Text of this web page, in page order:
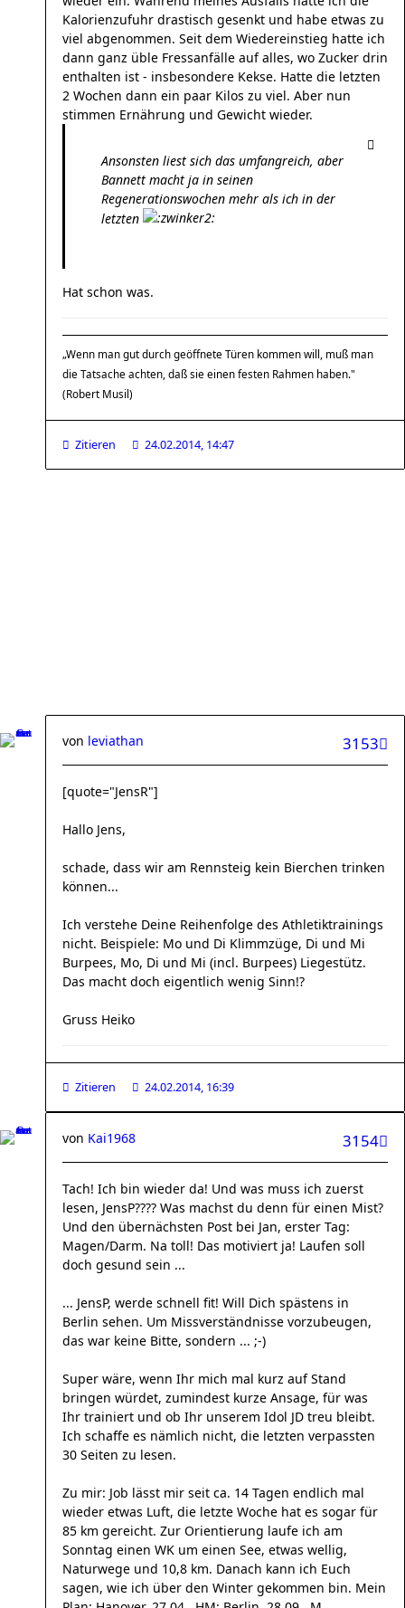
Kalorienzufuhr drastisch gesenkt und habe etwas zu
viel abgenommen. Seit dem Wiedereinstieg hatte ich
dann ganz üble Fressanfälle auf alles, wo Zucker drin
enthalten ist - insbesondere Kekse. Hatte die letzten
2 Wochen dann ein paar Kilos zu viel. Aber nun
stimmen Ernährung und Gewicht wieder.
Ansonsten liest sich das umfangreich, aber
Bannett macht ja in seinen
Regenerationswochen mehr als ich in der
letzten
Hat schon was.
„Wenn man gut durch geöffnete Türen kommen will, muß man
die Tatsache achten, daß sie einen festen Rahmen haben."
(Robert Musil)
Zitieren 24.02.2014, 14:47
3153
von leviathan
[quote="JensR"]
Hallo Jens,
schade, dass wir am Rennsteig kein Bierchen trinken
können...
Ich verstehe Deine Reihenfolge des Athletiktrainings
nicht. Beispiele: Mo und Di Klimmzüge, Di und Mi
Burpees, Mo, Di und Mi (incl. Burpees) Liegestütz.
Das macht doch eigentlich wenig Sinn!?
Gruss Heiko
Zitieren 24.02.2014, 16:39
3154
von Kai1968
Tach! Ich bin wieder da! Und was muss ich zuerst
lesen, JensP???? Was machst du denn für einen Mist?
Und den übernächsten Post bei Jan, erster Tag:
Magen/Darm. Na toll! Das motiviert ja! Laufen soll
doch gesund sein ...
... JensP, werde schnell fit! Will Dich spästens in
Berlin sehen. Um Missverständnisse vorzubeugen,
das war keine Bitte, sondern ... ;-)
Super wäre, wenn Ihr mich mal kurz auf Stand
bringen würdet, zumindest kurze Ansage, für was
Ihr trainiert und ob Ihr unserem Idol JD treu bleibt.
Ich schaffe es nämlich nicht, die letzten verpassten
30 Seiten zu lesen.
Zu mir: Job lässt mir seit ca. 14 Tagen endlich mal
wieder etwas Luft, die letzte Woche hat es sogar für
85 km gereicht. Zur Orientierung laufe ich am
Sonntag einen WK um einen See, etwas wellig,
Naturwege und 10,8 km. Danach kann ich Euch
sagen, wie ich über den Winter gekommen bin. Mein